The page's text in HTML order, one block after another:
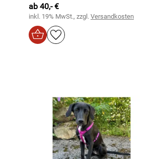
ab 40,- €
inkl. 19% MwSt., zzgl. Versandkosten